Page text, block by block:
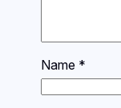
Name *